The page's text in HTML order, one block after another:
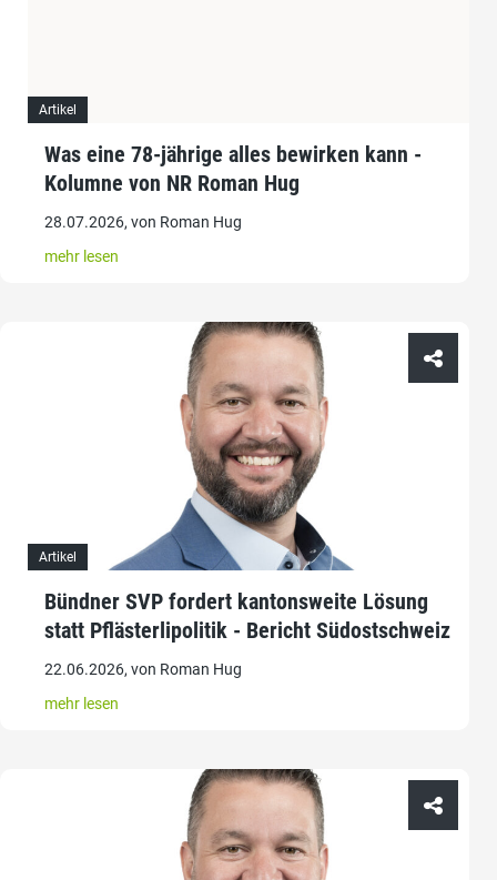
Artikel
Was eine 78-jährige alles bewirken kann -
Kolumne von NR Roman Hug
28.07.2026, von Roman Hug
mehr lesen
Artikel
Bündner SVP fordert kantonsweite Lösung
statt Pflästerlipolitik - Bericht Südostschweiz
22.06.2026, von Roman Hug
mehr lesen